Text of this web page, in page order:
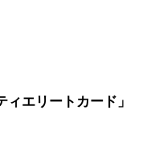
ィエリートカード」